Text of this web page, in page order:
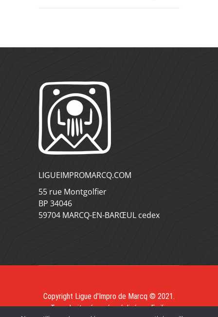
LIGUEIMPROMARCQ.COM
55 rue Montgolfier
BP 34046
59704 MARCQ-EN-BARŒUL cedex
Copyright Ligue d'Impro de Marcq © 2021.
Tous droits réservés, réalisé parEmilia